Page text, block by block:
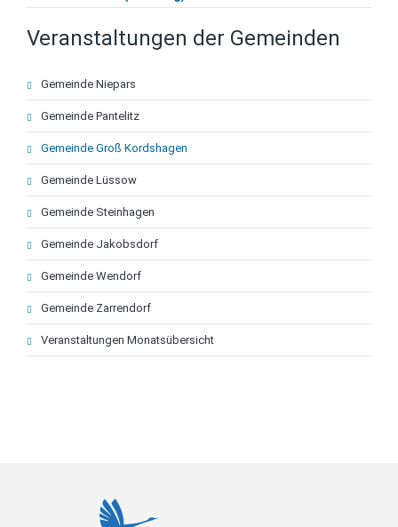
Veranstaltungen der Gemeinden
Navigation
überspringen
Gemeinde Niepars
Gemeinde Pantelitz
Gemeinde Groß Kordshagen
Gemeinde Lüssow
Gemeinde Steinhagen
Gemeinde Jakobsdorf
Gemeinde Wendorf
Gemeinde Zarrendorf
Veranstaltungen Monatsübersicht